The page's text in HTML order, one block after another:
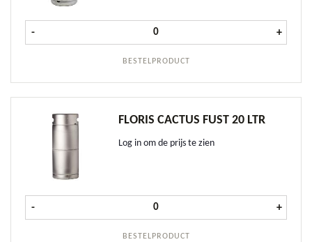
BESTELPRODUCT
- Roman fust 20 ltr aantal +
FLORIS CACTUS FUST 20 LTR
Log in om de prijs te zien
BESTELPRODUCT
- Floris Cactus fust 20 ltr aantal
+